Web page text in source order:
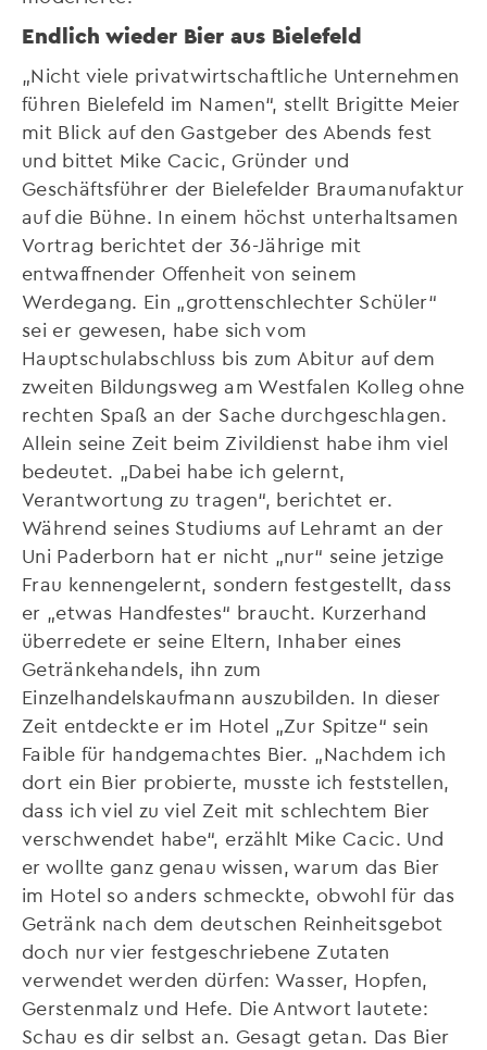
Endlich wieder Bier aus Bielefeld
„Nicht viele privatwirtschaftliche Unternehmen
führen Bielefeld im Namen“, stellt Brigitte Meier
mit Blick auf den Gastgeber des Abends fest
und bittet Mike Cacic, Gründer und
Geschäftsführer der Bielefelder Braumanufaktur
auf die Bühne. In einem höchst unterhaltsamen
Vortrag berichtet der 36-Jährige mit
entwaffnender Offenheit von seinem
Werdegang. Ein „grottenschlechter Schüler“
sei er gewesen, habe sich vom
Hauptschulabschluss bis zum Abitur auf dem
zweiten Bildungsweg am Westfalen Kolleg ohne
rechten Spaß an der Sache durchgeschlagen.
Allein seine Zeit beim Zivildienst habe ihm viel
bedeutet. „Dabei habe ich gelernt,
Verantwortung zu tragen“, berichtet er.
Während seines Studiums auf Lehramt an der
Uni Paderborn hat er nicht „nur“ seine jetzige
Frau kennengelernt, sondern festgestellt, dass
er „etwas Handfestes“ braucht. Kurzerhand
überredete er seine Eltern, Inhaber eines
Getränkehandels, ihn zum
Einzelhandelskaufmann auszubilden. In dieser
Zeit entdeckte er im Hotel „Zur Spitze“ sein
Faible für handgemachtes Bier. „Nachdem ich
dort ein Bier probierte, musste ich feststellen,
dass ich viel zu viel Zeit mit schlechtem Bier
verschwendet habe“, erzählt Mike Cacic. Und
er wollte ganz genau wissen, warum das Bier
im Hotel so anders schmeckte, obwohl für das
Getränk nach dem deutschen Reinheitsgebot
doch nur vier festgeschriebene Zutaten
verwendet werden dürfen: Wasser, Hopfen,
Gerstenmalz und Hefe. Die Antwort lautete:
Schau es dir selbst an. Gesagt getan. Das Bier